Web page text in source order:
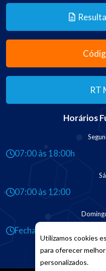
RT
Horários
07:00 às 18:00h
07:00 às 12:00
Fechado
Utilizamos cookies
para oferecer
personalizados.